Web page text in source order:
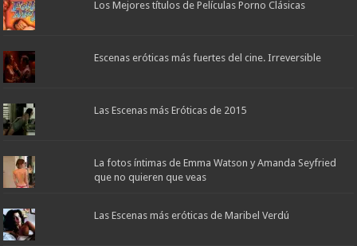
Los Mejores títulos de Películas Porno Clásicas
Escenas eróticas más fuertes del cine. Irreversible
Las Escenas más Eróticas de 2015
La fotos íntimas de Emma Watson y Amanda Seyfried
que no quieren que veas
Las Escenas más eróticas de Maribel Verdú